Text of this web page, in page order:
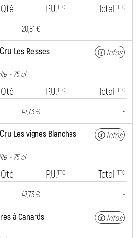
Qté P.U.TTC Total TTC
20,81 € -
Les Reisses
- 75 cl
Infos
Qté P.U.TTC Total TTC
47,73 € -
Les vignes Blanches
- 75 cl
Infos
Qté P.U.TTC Total TTC
47,73 € -
à Canards Infos